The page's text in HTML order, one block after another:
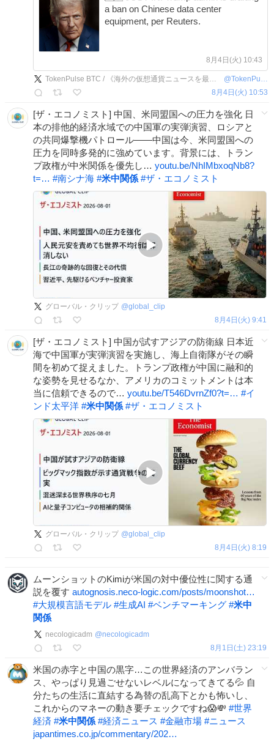
a ban on Chinese data center
equipment, per Reuters.
8月4日(火) 10:43
TokenPulse BTC / 《海外の仮想通貨ニュースを最速で毎日お届け！》 @TokenPulseJP
8月4日(火) 10:53
[ザ・エコノミスト] 中国、米同盟国への圧力を強化 日
本の排他的経済水域での中国軍の実弾演習、ロシアと
の共同爆撃機パトロール――中国は今、米同盟国への
圧力を同時多発的に強めています。背景には、トラン
プ政権が中米関係を優先し… youtu.be/NhIMbxoqNb8?
t=… #南シナ海 #米中関係 #ザ・エコノミスト
グローバル・クリップ @global_clip
8月4日(火) 9:41
[ザ・エコノミスト] 中国が試すアジアの防衛線 日本近
海で中国軍が実弾演習を実施し、海上自衛隊がその瞬
間を初めて捉えました。トランプ政権が中国に融和的
な姿勢を見せるなか、アメリカのコミットメントは本
当に信頼できるので… youtu.be/T546DvrnZf0?t=… #イ
ンド太平洋 #米中関係 #ザ・エコノミスト
グローバル・クリップ @global_clip
8月4日(火) 8:19
ムーンショットのKimiが米国の対中優位性に関する通
説を覆す autognosis.neco-logic.com/posts/moonshot…
#大規模言語モデル #生成AI #ベンチマーキング #米中
関係
necologicadm @necologicadm
8月1日(土) 23:19
米国の赤字と中国の黒字…この世界経済のアンバラン
ス、やっぱり見過ごせないレベルになってきてる💦 自
分たちの生活に直結する為替の乱高下とかも怖いし、
これからのマネーの動き要チェックですね😱💸 #世界
経済 #米中関係 #経済ニュース #金融市場 #ニュース
japantimes.co.jp/commentary/202…